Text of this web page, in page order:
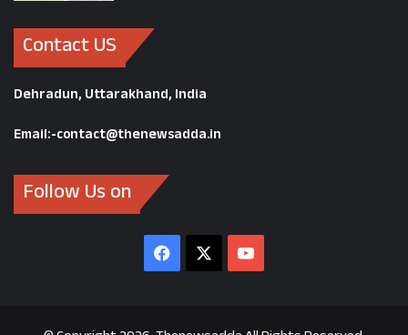
Contact US
Dehradun, Uttarakhand, India
Email:-contact@thenewsadda.in
Follow Us on
Facebook YouTube